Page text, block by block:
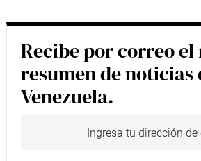
Recibe por correo el
resumen de noticias
Venezuela.